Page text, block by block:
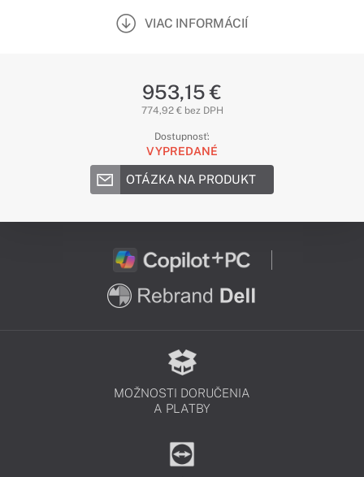
VIAC INFORMÁCIÍ
953,15 €
774,92 € bez DPH
Dostupnosť:
VYPREDANÉ
OTÁZKA NA PRODUKT
MOŽNOSTI DORUČENIA
A PLATBY